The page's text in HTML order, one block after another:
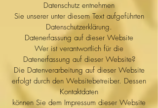
Datenschutz entnehmen
Sie unserer unter diesem Text aufgeführten
Datenschutzerklärung.
Datenerfassung auf dieser Website
Wer ist verantwortlich für die
Datenerfassung auf dieser Website?
Die Datenverarbeitung auf dieser Website
erfolgt durch den Websitebetreiber. Dessen
Kontaktdaten
können Sie dem Impressum dieser Website